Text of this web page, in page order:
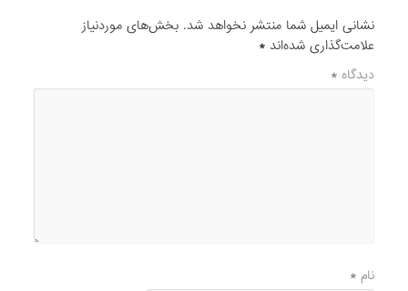
نشانی ایمیل شما منتشر نخواهد شد. بخش‌های موردنیاز
علامت‌گذاری شده‌اند*
دیدگاه*
نام*